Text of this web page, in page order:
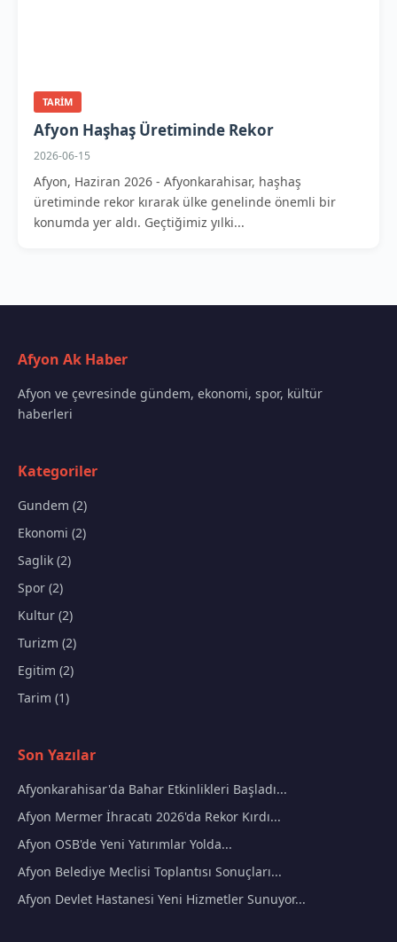
TARIM
Afyon Haşhaş Üretiminde Rekor
2026-06-15
Afyon, Haziran 2026 - Afyonkarahisar, haşhaş
üretiminde rekor kırarak ülke genelinde önemli bir
konumda yer aldı. Geçtiğimiz yılki...
Afyon Ak Haber
Afyon ve çevresinde gündem, ekonomi, spor, kültür
haberleri
Kategoriler
Gundem (2)
Ekonomi (2)
Saglik (2)
Spor (2)
Kultur (2)
Turizm (2)
Egitim (2)
Tarim (1)
Son Yazılar
Afyonkarahisar'da Bahar Etkinlikleri Başladı...
Afyon Mermer İhracatı 2026'da Rekor Kırdı...
Afyon OSB'de Yeni Yatırımlar Yolda...
Afyon Belediye Meclisi Toplantısı Sonuçları...
Afyon Devlet Hastanesi Yeni Hizmetler Sunuyor...